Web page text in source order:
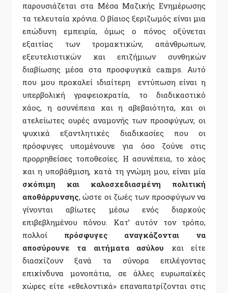
παρουσιάζεται στα Μέσα Μαζικής Ενημέρωσης
τα τελευταία χρόνια. Ο βίαιος ξεριζωμός είναι μια
επώδυνη εμπειρία, όμως ο πόνος οξύνεται
εξαιτίας των τρομακτικών, απάνθρωπων,
εξευτελιστικών και επιζήμιων συνθηκών
διαβίωσης μέσα στα προσφυγικά camps. Αυτό
που μου προκαλεί ιδιαίτερη εντύπωση είναι η
υπερβολική γραφειοκρατία, το διαδικαστικό
χάος, η ασυνέπεια και η αβεβαιότητα, και οι
ατελείωτες ουρές αναμονής των προσφύγων, οι
ψυχικά εξαντλητικές διαδικασίες που οι
πρόσφυγες υπομένουνε για όσο ζούνε στις
προρρηθείσες τοποθεσίες. Η ασυνέπεια, το χάος
και η υποβάθμιση, κατά τη γνώμη μου, είναι μία
σκόπιμη και καλοσχεδιασμένη πολιτική
αποθάρρυνσης, ώστε οι ζωές των προσφύγων να
γίνονται αβίωτες μέσω ενός διαρκούς
επιβεβλημένου πόνου. Κατ’ αυτόν τον τρόπο,
πολλοί πρόσφυγες αναγκάζονται να
αποσύρουνε τα αιτήματα ασύλου και είτε
διασχίζουν ξανά τα σύνορα επιλέγοντας
επικίνδυνα μονοπάτια, σε άλλες ευρωπαϊκές
χώρες είτε «εθελοντικά» επαναπατρίζονται στις